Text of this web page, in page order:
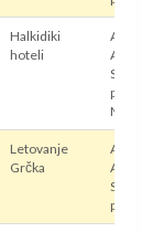
Halkidiki
hoteli
Avion,
prevoz,
Mini
Letovanje
Grčka
Avion,
prevoz